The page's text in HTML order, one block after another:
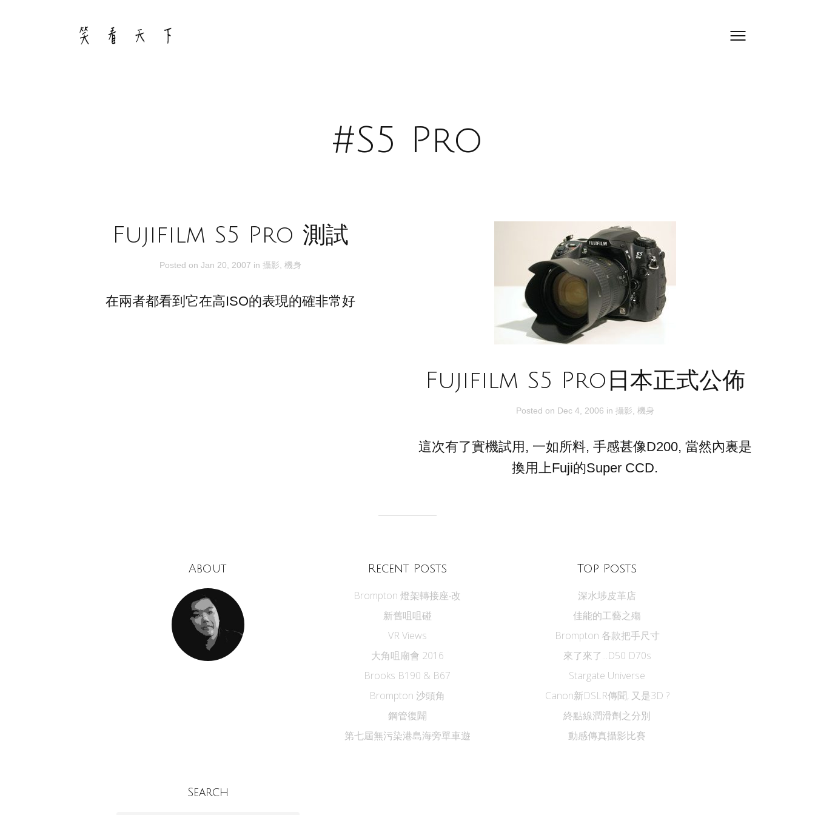
#S5 Pro
Fujifilm S5 Pro 測試
Posted on Jan 20, 2007 in 攝影 機身
在兩者都看到它在高ISO的表現的確非常好
Fujifilm S5 Pro日本正式公佈
Posted on Dec 4, 2006 in 攝影 機身
這次有了實機試用, 一如所料, 手感甚像D200, 當然內裏是
換用上Fuji的Super CCD.
About Recent Posts
Brompton 燈架轉接座‧改
新舊咀咀碰
VR Views
大角咀廟會 2016
Brooks B190 & B67
Brompton 沙頭角
鋼管復闢
第七屆無污染港島海旁單車遊
Top Posts
深水埗皮革店
佳能的工藝之殤
Brompton 各款把手尺寸
來了來了...D50 D70s
Stargate Universe
Canon新DSLR傳聞, 又是3D ?
終點線潤滑劑之分別
動感傳真攝影比賽
Search